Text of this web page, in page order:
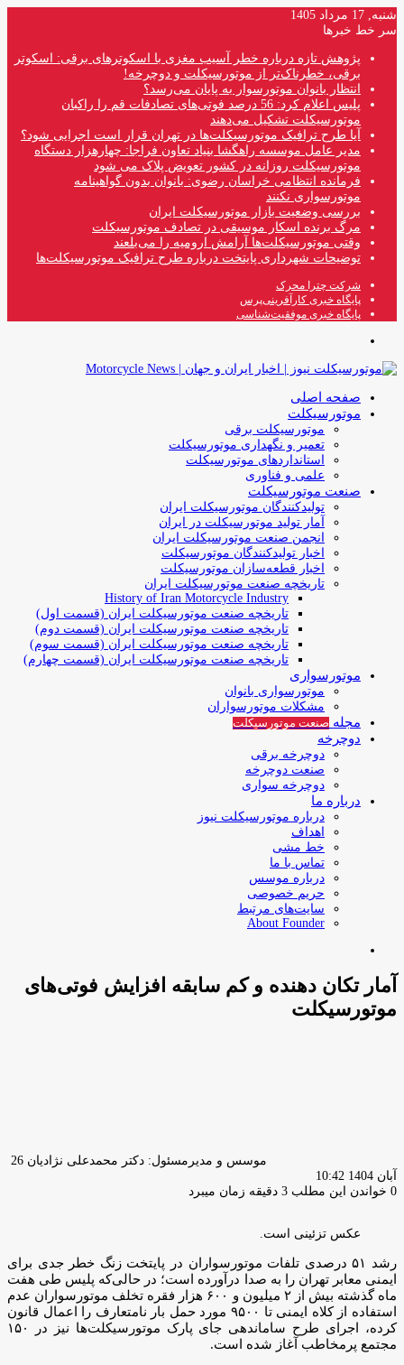
شنبه, 17 مرداد 1405
سر خط خبرها
پژوهش تازه درباره خطر آسیب مغزی با اسکوترهای برقی: اسکوتر
برقی، خطرناک‌تر از موتورسیکلت و دوچرخه!
انتظار بانوان موتورسوار به پایان می‌رسد؟
پلیس اعلام کرد: 56 درصد فوتی‌های تصادفات قم را راکبان
موتورسیکلت تشکیل می‌دهند
آیا طرح ترافیک موتورسیکلت‌ها در تهران قرار است اجرایی شود؟
مدیر عامل موسسه راهگشا بنیاد تعاون فراجا: چهارهزار دستگاه
موتورسیکلت روزانه در کشور تعویض پلاک می شود
فرمانده انتظامی خراسان رضوی: بانوان بدون گواهینامه
موتورسواری نکنند
بررسی وضعیت بازار موتورسیکلت ایران
مرگ برنده اسکار موسیقی در تصادف موتورسیکلت
وقتی موتورسیکلت‌ها آرامش ارومیه را می‌بلعند
توضیحات شهرداری پایتخت درباره طرح ترافیک موتورسیکلت‌ها
شرکت چترا محرک
پایگاه خبری کارآفرینی‌پرس
پایگاه خبری موفقیت‌شناسی
صفحه اصلی
موتورسیکلت
موتورسیکلت برقی
تعمیر و نگهداری موتورسیکلت
استانداردهای موتورسیکلت
علمی و فناوری
صنعت موتورسیکلت
تولیدکنندگان موتورسیکلت ایران
آمار تولید موتورسیکلت در ایران
انجمن صنعت موتورسیکلت ایران
اخبار تولیدکنندگان موتورسیکلت
اخبار قطعه‌سازان موتورسیکلت
تاریخچه صنعت موتورسیکلت ایران
History of Iran Motorcycle Industry
تاریخچه صنعت موتورسیکلت ایران (قسمت اول)
تاریخچه صنعت موتورسیکلت ایران (قسمت دوم)
تاریخچه صنعت موتورسیکلت ایران (قسمت سوم)
تاریخچه صنعت موتورسیکلت ایران (قسمت چهارم)
موتورسواری
موتورسواری بانوان
مشکلات موتورسواران
مجله صنعت موتورسیکلت
دوچرخه
دوچرخه برقی
صنعت دوچرخه
دوچرخه سواری
درباره ما
درباره موتورسیکلت نیوز
اهداف
خط مشی
تماس با ما
درباره موسس
حریم خصوصی
سایت‌های مرتبط
About Founder
آمار تکان دهنده و کم سابقه افزایش فوتی‌های
موتورسیکلت
موسس و مدیرمسئول: دکتر محمدعلی نژادیان 26
آبان 1404 10:42
0 خواندن این مطلب 3 دقیقه زمان میبرد
عکس تزئینی است.
رشد ۵۱ درصدی تلفات موتورسواران در پایتخت زنگ خطر جدی برای
ایمنی معابر تهران را به صدا درآورده است؛ در حالی‌که پلیس طی هفت
ماه گذشته بیش از ۲ میلیون و ۶۰۰ هزار فقره تخلف موتورسواران عدم
استفاده از کلاه ایمنی تا ۹۵۰۰ مورد حمل بار نامتعارف را اعمال قانون
کرده، اجرای طرح ساماندهی جای پارک موتورسیکلت‌ها نیز در ۱۵۰
مجتمع پرمخاطب آغاز شده است.